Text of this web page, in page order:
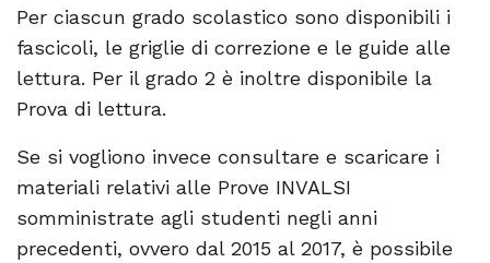
Per ciascun grado scolastico sono disponibili i
fascicoli, le griglie di correzione e le guide alle
lettura. Per il grado 2 è inoltre disponibile la
Prova di lettura.
Se si vogliono invece consultare e scaricare i
materiali relativi alle Prove INVALSI
somministrate agli studenti negli anni
precedenti, ovvero dal 2015 al 2017, è possibile